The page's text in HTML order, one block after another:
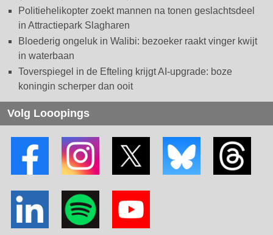
Politiehelikopter zoekt mannen na tonen geslachtsdeel
in Attractiepark Slagharen
Bloederig ongeluk in Walibi: bezoeker raakt vinger kwijt
in waterbaan
Toverspiegel in de Efteling krijgt AI-upgrade: boze
koningin scherper dan ooit
Volg Looopings